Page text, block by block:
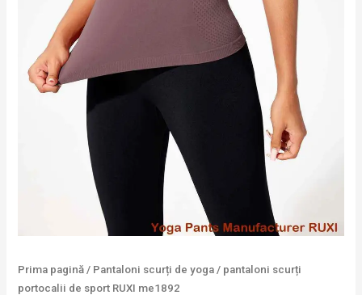
Prima pagină / Pantaloni scurți de yoga / pantaloni scurți
portocalii de sport RUXI me1892